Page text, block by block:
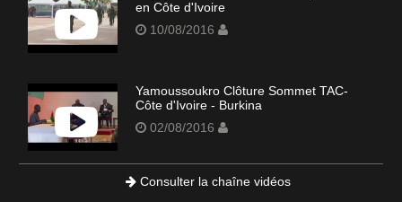
en Côte d'Ivoire
10/08/2016
Yamoussoukro Clôture Sommet TAC-
Côte d'Ivoire - Burkina
02/08/2016
Consulter la chaîne vidéos